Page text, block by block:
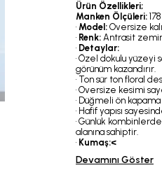
Ürün Özellikleri;
Manken Ölçüleri:
• Model: Oversize
• Renk: Antrasit
• Detaylar:
• Özel dokulu
görünüm kazandırır.
• Ton sür ton floral
• Oversize kesimi
• Düğmeli ön
• Hafif yapısı
• Günlük
alanına sahiptir.
• Kumaş:<
Devamını Göster